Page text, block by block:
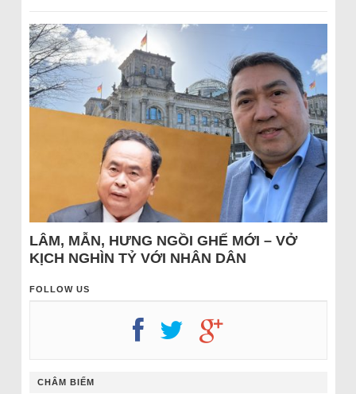
LÂM, MẪN, HƯNG NGỒI GHẾ MỚI – VỞ
KỊCH NGHÌN TỶ VỚI NHÂN DÂN
FOLLOW US
CHÂM BIẾM